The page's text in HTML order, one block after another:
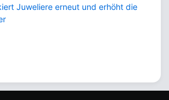
Juweliere erneut und erhöht die